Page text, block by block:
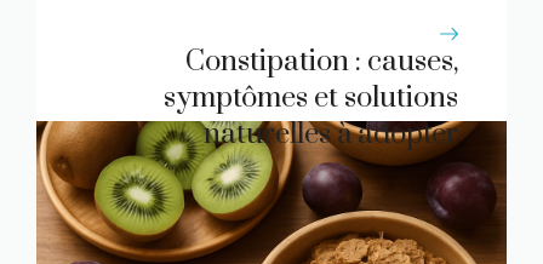
Constipation : causes,
symptômes et solutions
naturelles à adopter